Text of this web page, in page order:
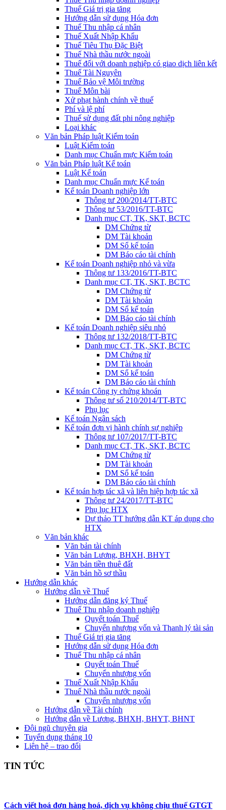
Thuế Giá trị gia tăng
Hướng dẫn sử dụng Hóa đơn
Thuế Thu nhập cá nhân
Thuế Xuất Nhập Khẩu
Thuế Tiêu Thụ Đặc Biệt
Thuế Nhà thầu nước ngoài
Thuế đối với doanh nghiệp có giao dịch liên kết
Thuế Tài Nguyên
Thuế Bảo vệ Môi trường
Thuế Môn bài
Xử phạt hành chính về thuế
Phí và lệ phí
Thuế sử dụng đất phi nông nghiệp
Loại khác
Văn bản Pháp luật Kiểm toán
Luật Kiểm toán
Danh mục Chuẩn mực Kiểm toán
Văn bản Pháp luật Kế toán
Luật Kế toán
Danh mục Chuẩn mực Kế toán
Kế toán Doanh nghiệp lớn
Thông tư 200/2014/TT-BTC
Thông tư 53/2016/TT-BTC
Danh mục CT, TK, SKT, BCTC
DM Chứng từ
DM Tài khoản
DM Sổ kế toán
DM Báo cáo tài chính
Kế toán Doanh nghiệp nhỏ và vừa
Thông tư 133/2016/TT-BTC
Danh mục CT, TK, SKT, BCTC
DM Chứng từ
DM Tài khoản
DM Sổ kế toán
DM Báo cáo tài chính
Kế toán Doanh nghiệp siêu nhỏ
Thông tư 132/2018/TT-BTC
Danh mục CT, TK, SKT, BCTC
DM Chứng từ
DM Tài khoản
DM Sổ kế toán
DM Báo cáo tài chính
Kế toán Công ty chứng khoán
Thông tư số 210/2014/TT-BTC
Phụ lục
Kế toán Ngân sách
Kế toán đơn vị hành chính sự nghiệp
Thông tư 107/2017/TT-BTC
Danh mục CT, TK, SKT, BCTC
DM Chứng từ
DM Tài khoản
DM Sổ kế toán
DM Báo cáo tài chính
Kế toán hợp tác xã và liên hiệp hợp tác xã
Thông tư 24/2017/TT-BTC
Phụ lục HTX
Dự thảo TT hướng dẫn KT áp dụng cho
HTX
Văn bản khác
Văn bản tài chính
Văn bản Lương, BHXH, BHYT
Văn bản tiền thuê đất
Văn bản hồ sơ thầu
Hướng dẫn khác
Hướng dẫn về Thuế
Hướng dẫn đăng ký Thuế
Thuế Thu nhập doanh nghiệp
Quyết toán Thuế
Chuyển nhượng vốn và Thanh lý tài sản
Thuế Giá trị gia tăng
Hướng dẫn sử dụng Hóa đơn
Thuế Thu nhập cá nhân
Quyết toán Thuế
Chuyển nhượng vốn
Thuế Xuất Nhập Khẩu
Thuế Nhà thầu nước ngoài
Chuyển nhượng vốn
Hướng dẫn về Tài chính
Hướng dẫn về Lương, BHXH, BHYT, BHNT
Đội ngũ chuyên gia
Tuyển dụng tháng 10
Liên hệ – trao đổi
TIN TỨC
Cách viết hoá đơn hàng hoá, dịch vụ không chịu thuế GTGT